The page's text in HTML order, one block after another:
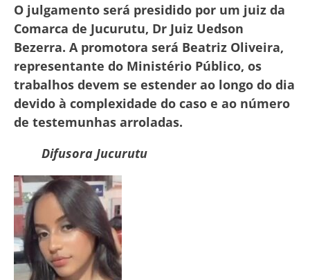
O julgamento será presidido por um juiz da
Comarca de Jucurutu, Dr Juiz Uedson
Bezerra. A promotora será Beatriz Oliveira,
representante do Ministério Público, os
trabalhos devem se estender ao longo do dia
devido à complexidade do caso e ao número
de testemunhas arroladas.
Difusora Jucurutu